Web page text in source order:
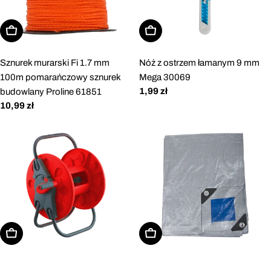
Dodaj do koszyka
Sznurek murarski Fi 1.7 mm
100m pomarańczowy sznurek
budowlany Proline 61851
Cena
10,99 zł
Dodaj do koszyka
Nóż z ostrzem łamanym 9 mm
Mega 30069
Cena
1,99 zł
Dodaj do koszyka Dodaj do koszyka